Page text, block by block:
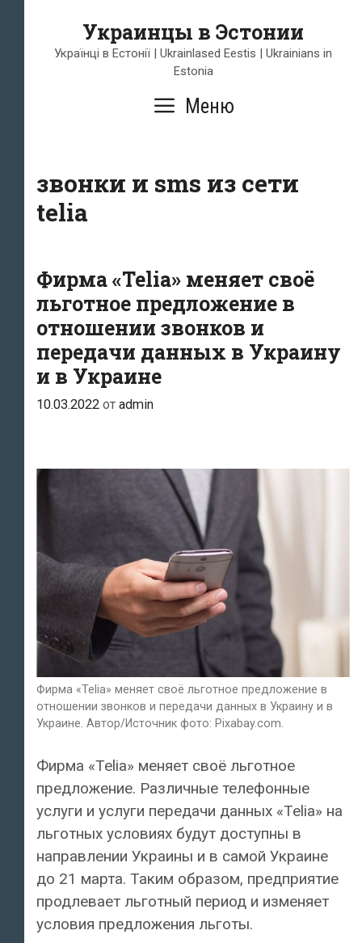
содержимому
Украинцы в Эстонии
Українці в Естонії | Ukrainlased Eestis | Ukrainians in
Estonia
Меню
звонки и sms из сети
telia
Фирма «Telia» меняет своё
льготное предложение в
отношении звонков и
передачи данных в Украину
и в Украине
10.03.2022 от admin
Фирма «Telia» меняет своё льготное предложение в
отношении звонков и передачи данных в Украину и в
Украине. Автор/Источник фото: Pixabay.com.
Фирма «Telia» меняет своё льготное
предложение. Различные телефонные
услуги и услуги передачи данных «Telia» на
льготных условиях будут доступны в
направлении Украины и в самой Украине
до 21 марта. Таким образом, предприятие
продлевает льготный период и изменяет
условия предложения льготы.